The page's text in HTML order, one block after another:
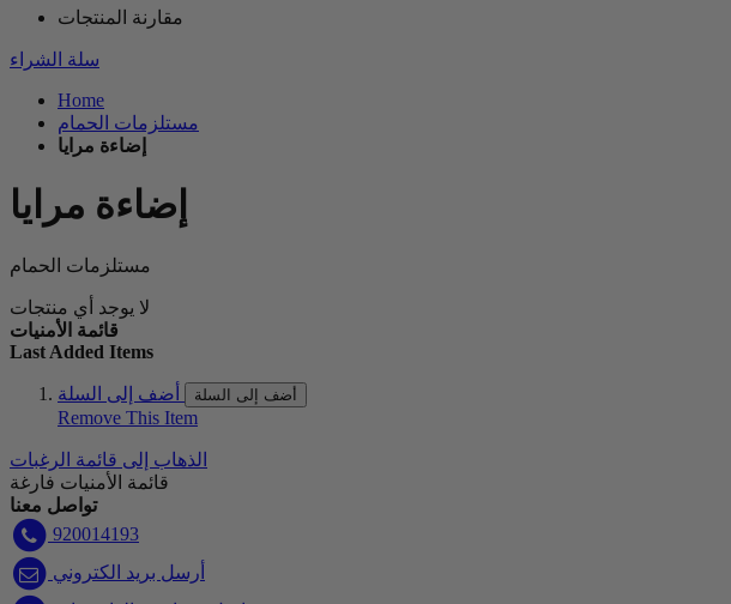
مقارنة المنتجات
سلة الشراء
Home
مستلزمات الحمام
إضاءة مرايا
إضاءة مرايا
مستلزمات الحمام
لا يوجد أي منتجات
قائمة الأمنيات
Last Added Items
أضف إلى السلة أضف إلى السلة
Remove This Item
الذهاب إلى قائمة الرغبات
قائمة الأمنيات فارغة
تواصل معنا
920014193
أرسل بريد الكتروني